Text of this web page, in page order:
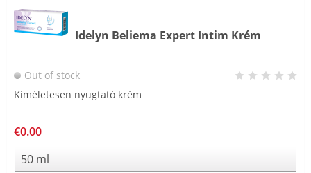
Idelyn Beliema Expert Intim Krém
Out of stock
Kíméletesen nyugtató krém
€0.00